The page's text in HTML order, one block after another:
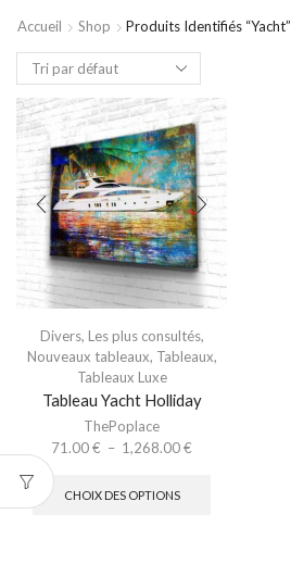
Accueil Shop Produits Identifiés “yacht”
Divers, Les plus consultés,
Nouveaux tableaux, Tableaux,
Tableaux Luxe
Tableau Yacht Holliday
ThePoplace
71.00€ – 1,268.00€
CHOIX DES OPTIONS